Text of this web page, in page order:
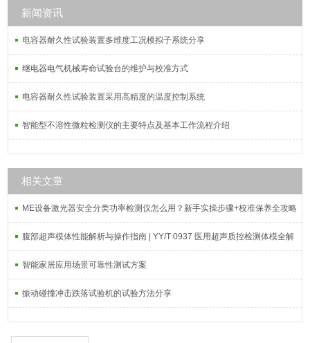
新闻资讯
电容器耐久性试验装置多维度工况模拟子系统分享
继电器电气机械寿命试验台的维护与校准方式
电容器耐久性试验装置采用高精度的温度控制系统
智能型不溶性微粒检测仪的主要特点及基本工作流程介绍
相关文章
ME设备激光器安全分类功率检测仪怎么用？新手实操步骤+校准保养全攻略
腹部超声模体性能解析与操作指南 | YY/T 0937 医用超声质控检测体模全解
智能家居应用场景可靠性测试方案
振动碰撞冲击跌落试验机的试验方法分享